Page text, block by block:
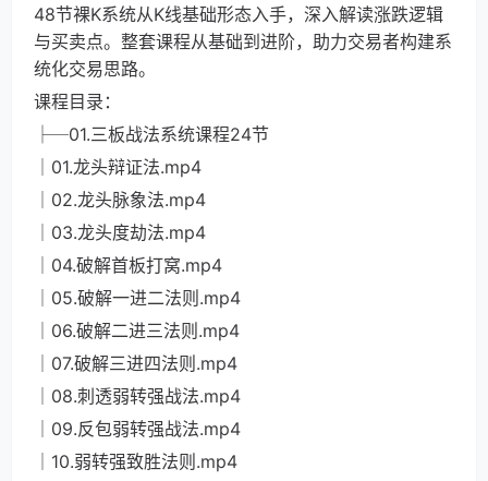
48节裸K系统从K线基础形态入手，深入解读涨跌逻辑
与买卖点。整套课程从基础到进阶，助力交易者构建系
统化交易思路。
课程目录：
├─01.三板战法系统课程24节
│01.龙头辩证法.mp4
│02.龙头脉象法.mp4
│03.龙头度劫法.mp4
│04.破解首板打窝.mp4
│05.破解一进二法则.mp4
│06.破解二进三法则.mp4
│07.破解三进四法则.mp4
│08.刺透弱转强战法.mp4
│09.反包弱转强战法.mp4
│10.弱转强致胜法则.mp4